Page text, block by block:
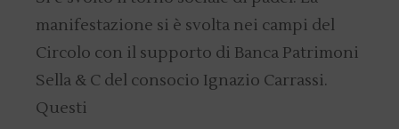
manifestazione si è svolta nei campi del
Circolo con il supporto di Banca Patrimoni
Sella & C del consocio Ignazio Carrassi.
Questi